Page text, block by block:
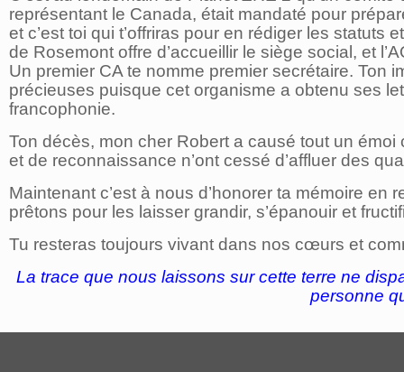
représentant le Canada, était mandaté pour
et c’est toi qui t’offriras pour en rédiger les
de Rosemont offre d’accueillir le siège social, et
Un premier CA te nomme premier secrétaire. Ton
précieuses puisque cet organisme a obtenu ses
francophonie.
Ton décès, mon cher Robert a causé tout un
et de reconnaissance n’ont cessé d’affluer des
Maintenant c’est à nous d’honorer ta mémoire
prêtons pour les laisser grandir, s’épanouir et
Tu resteras toujours vivant dans nos cœurs et
La trace que nous laissons sur cette terre ne
personne